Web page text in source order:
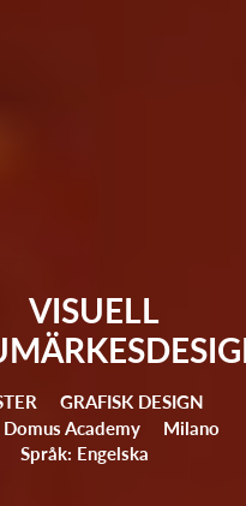
VISUELL
GRAFISK DESIGN
Academy
Milano
Språk: Engelska